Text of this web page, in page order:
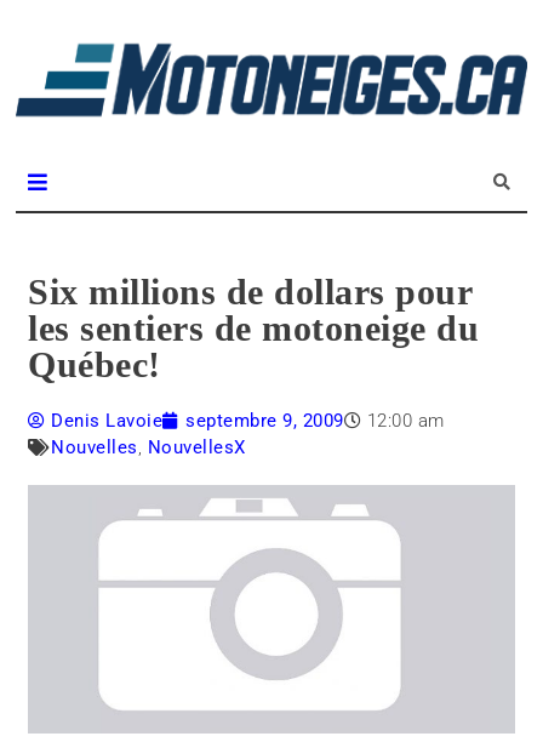
Six millions de dollars pour
les sentiers de motoneige du
Québec!
Denis Lavoie septembre 9, 2009
12:00 am
Nouvelles, NouvellesX